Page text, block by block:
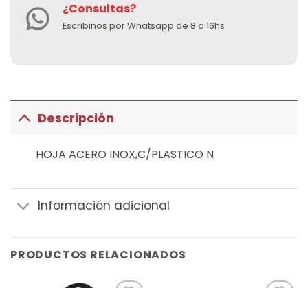
¿Consultas?
Escribinos por Whatsapp de 8 a 16hs
Descripción
HOJA ACERO INOX,C/PLASTICO N
Información adicional
PRODUCTOS RELACIONADOS